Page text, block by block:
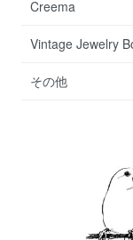
Creema
Vintage Jewelry
その他